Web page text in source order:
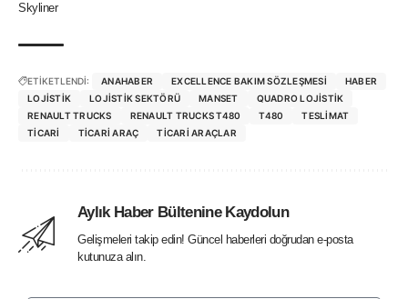
Skyliner
ETİKETLENDİ: ANAHABER EXCELLENCE BAKIM SÖZLEŞMESI
HABER
LOJISTIK
LOJISTIK SEKTÖRÜ MANSET
QUADRO LOJISTIK
RENAULT TRUCKS
RENAULT TRUCKS T480 T480
TESLIMAT
TICARI
TICARI ARAÇ TICARI ARAÇLAR
Aylık Haber Bültenine Kaydolun
Gelişmeleri takip edin! Güncel haberleri doğrudan e-posta
kutunuza alın.